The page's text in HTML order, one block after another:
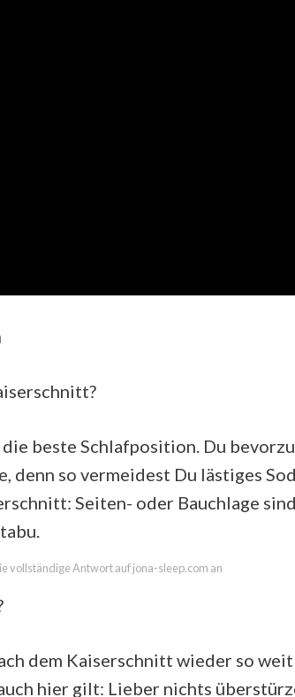
beste Schlafposition. Du
denn so vermeidest Du lästiges
Seiten- oder Bauchlage
vollständige Antwort auf jona-sleep.com an
dem Kaiserschnitt wieder so
hier gilt: Lieber nichts